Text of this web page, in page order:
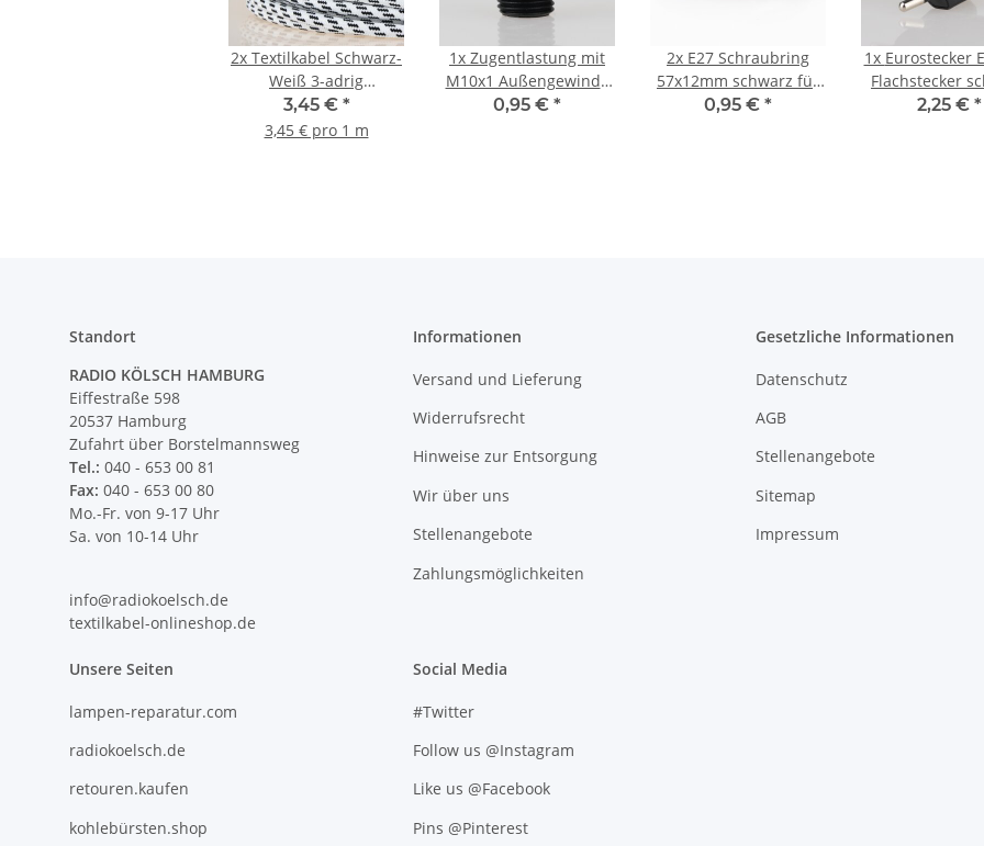
2x Textilkabel Schwarz-
Weiß 3-adrig
3x0,75mm² Zug-
Pendelleitung S03RT-F
3,45 € *
3,45 € pro 1 m
1x Zugentlastung mit
M10x1 Außengewinde
für Kabel 13x19mm
0,95 € *
2x E27 Schraubring
57x12mm schwarz für
Kunststoff
0,95 € *
1x Eurostecker
Flachstecker
250V/6A
2,25 € *
Standort
RADIO KÖLSCH HAMBURG
Eiffestraße 598
20537 Hamburg
Zufahrt über Borstelmannsweg
Tel.: 040 - 653 00 81
Fax: 040 - 653 00 80
Mo.-Fr. von 9-17 Uhr
Sa. von 10-14 Uhr
info@radiokoelsch.de
textilkabel-onlineshop.de
Informationen
Versand und Lieferung
Widerrufsrecht
Hinweise zur Entsorgung
Wir über uns
Stellenangebote
Zahlungsmöglichkeiten
Gesetzliche Informationen
Datenschutz
AGB
Stellenangebote
Sitemap
Impressum
Unsere Seiten
lampen-reparatur.com
radiokoelsch.de
retouren.kaufen
kohlebürsten.shop
Social Media
#Twitter
Follow us @Instagram
Like us @Facebook
Pins @Pinterest